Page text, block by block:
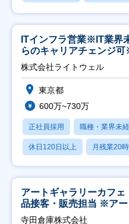
ITインフラ営業※IT業界
らのキャリアチェンジ
能】
株式会社ライトウェル
東京都
600万~730万
正社員採用 職種・業界未
休日120日以上 月残業20
アートギャラリーカフ
品接客・販売担当 ※ア
寺田倉庫株式会社